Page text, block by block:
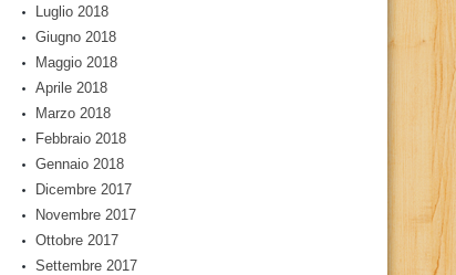
Luglio 2018
Giugno 2018
Maggio 2018
Aprile 2018
Marzo 2018
Febbraio 2018
Gennaio 2018
Dicembre 2017
Novembre 2017
Ottobre 2017
Settembre 2017